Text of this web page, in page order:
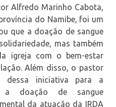
Alfredo Marinho Cabota,
do Namibe, foi um
que a doação de sangue
mas também
igreja com o bem-estar
Além disso, o pastor
dessa iniciativa para a
a doação de sangue
da atuação da IRDA